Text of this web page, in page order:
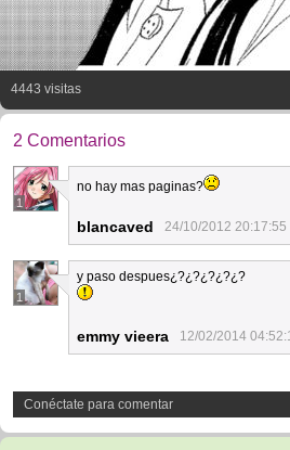
4443 visitas
2 Comentarios
1
no hay mas paginas?
blancaved 24/10/2012 20:17:55
1
y paso despues¿?¿?¿?¿?¿?
emmy vieera 12/02/2014
Conéctate para comentar